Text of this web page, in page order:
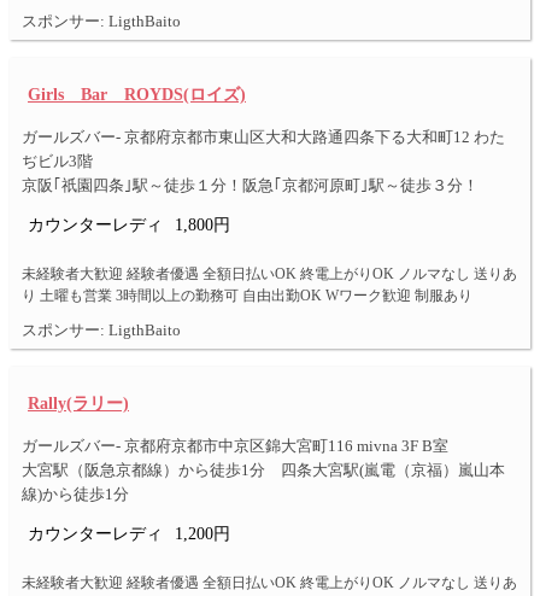
スポンサー: LigthBaito
Girls Bar ROYDS(ロイズ)
ガールズバー- 京都府京都市東山区大和大路通四条下る大和町12 わた
ぢビル3階
京阪｢祇園四条｣駅～徒歩１分！阪急｢京都河原町｣駅～徒歩３分！
カウンターレディ 1,800円
未経験者大歓迎 経験者優遇 全額日払いOK 終電上がりOK ノルマなし 送りあ
り 土曜も営業 3時間以上の勤務可 自由出勤OK Wワーク歓迎 制服あり
スポンサー: LigthBaito
Rally(ラリー)
ガールズバー- 京都府京都市中京区錦大宮町116 mivna 3F B室
大宮駅（阪急京都線）から徒歩1分 四条大宮駅(嵐電（京福）嵐山本
線)から徒歩1分
カウンターレディ 1,200円
未経験者大歓迎 経験者優遇 全額日払いOK 終電上がりOK ノルマなし 送りあ